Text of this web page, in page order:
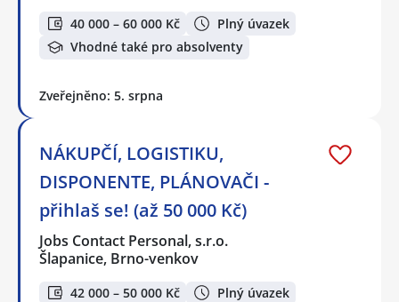
40 000 – 60 000 Kč
Plný úvazek
Vhodné také pro absolventy
Zveřejněno: 5. srpna
NÁKUPČÍ, LOGISTIKU,
DISPONENTE, PLÁNOVAČI -
přihlaš se! (až 50 000 Kč)
Jobs Contact Personal, s.r.o.
Šlapanice, Brno-venkov
42 000 – 50 000 Kč Plný úvazek